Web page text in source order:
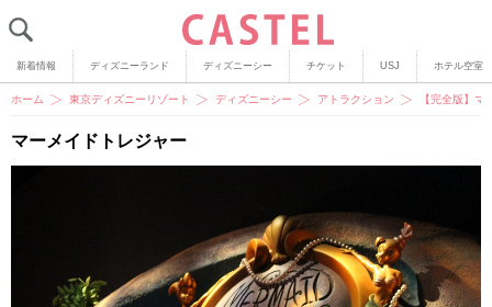
新着情報 ディズニーランド ディズニーシー チケット USJ ホテル空室
ホーム 東京ディズニーリゾート ディズニーシー アトラクション 【完全版】
マーメイドトレジャー